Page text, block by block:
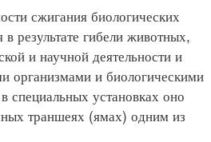
сжигания биологических
результате гибели животных,
и научной деятельности и
организмами и биологическими
специальных установках оно
траншеях (ямах) одним из